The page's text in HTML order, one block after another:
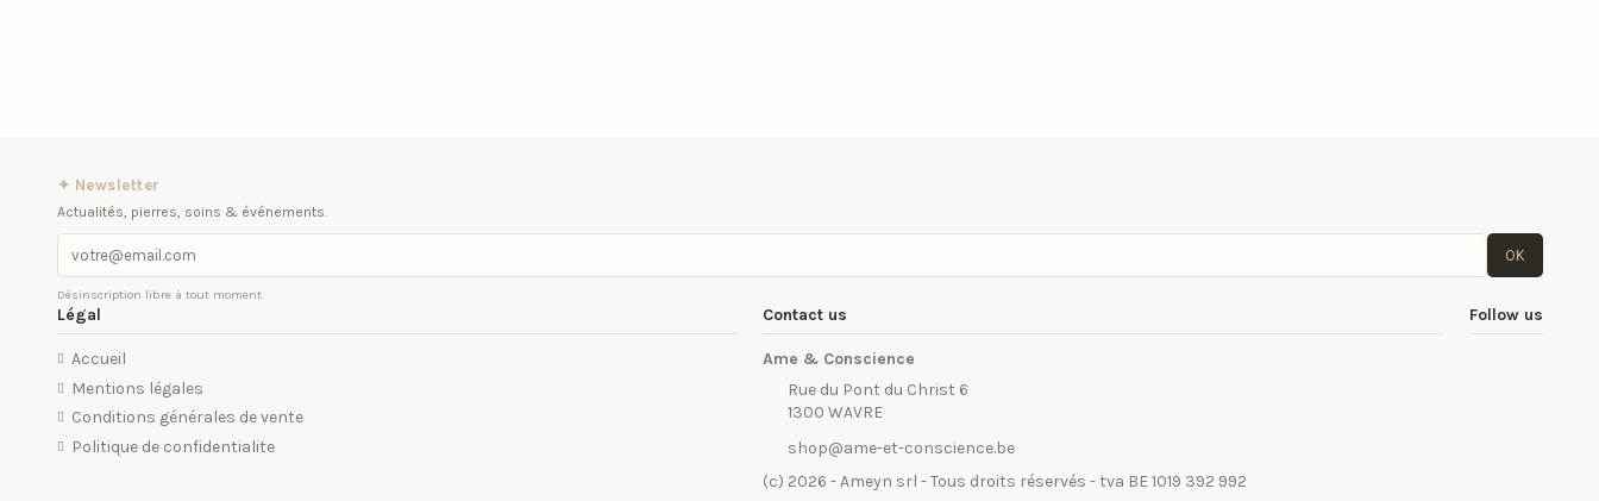
✦ Newsletter
Actualités, pierres, soins & événements.
OK
Désinscription libre à tout moment.
Légal
Accueil
Mentions légales
Conditions générales de vente
Politique de confidentialite
Contact us
Ame & Conscience
Rue du Pont du Christ 6
1300 WAVRE
shop@ame-et-conscience.be
(c) 2026 - Ameyn srl - Tous droits réservés - tva BE 1019 392 992
Follow us